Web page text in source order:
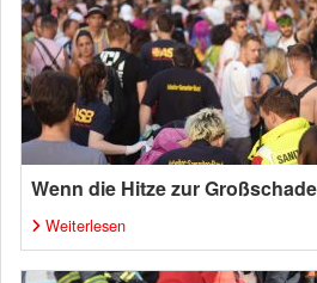
Wenn die Hitze zur
Weiterlesen